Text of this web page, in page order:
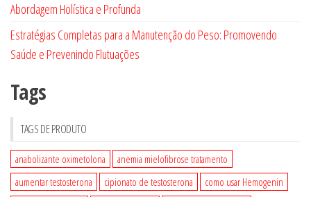
Abordagem Holística e Profunda
Estratégias Completas para a Manutenção do Peso: Promovendo
Saúde e Prevenindo Flutuações
Tags
TAGS DE PRODUTO
anabolizante oximetolona
anemia mielofibrose tratamento
aumentar testosterona
cipionato de testosterona
como usar Hemogenin